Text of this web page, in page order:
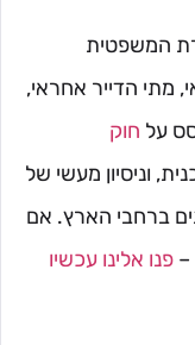
המשפטית
מתי הדייר אחראי,
על חוק
וניסיון מעשי של
בתים ברחבי הארץ. אם
– פנו אלינו עכשיו